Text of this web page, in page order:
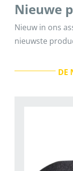
Nieuwe
Nieuw in ons
nieuwste
DE